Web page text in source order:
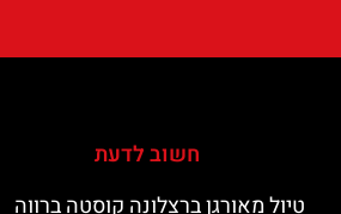
חשוב לדעת
טיול מאורגן ברצלונה קוסטה ברווה